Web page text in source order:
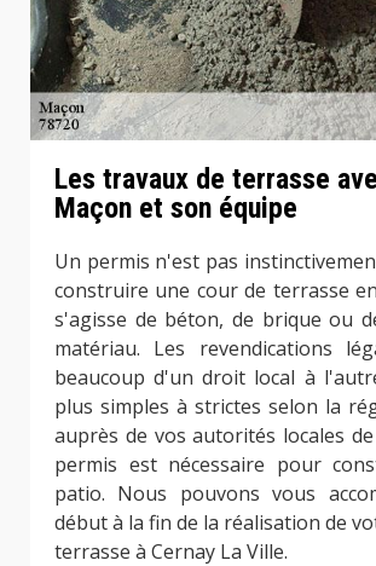
Les travaux de terrasse
Maçon et son équipe
Un permis n'est pas
construire une cour de terrasse
s'agisse de béton, de brique ou
matériau. Les revendications
beaucoup d'un droit local à
plus simples à strictes selon la
auprès de vos autorités locales
permis est nécessaire pour
patio. Nous pouvons vous
début à la fin de la réalisation de
terrasse à Cernay La Ville.